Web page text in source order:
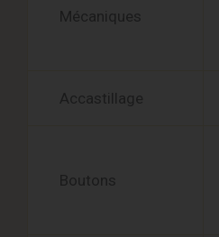
Mécaniques
Accastillage
Boutons